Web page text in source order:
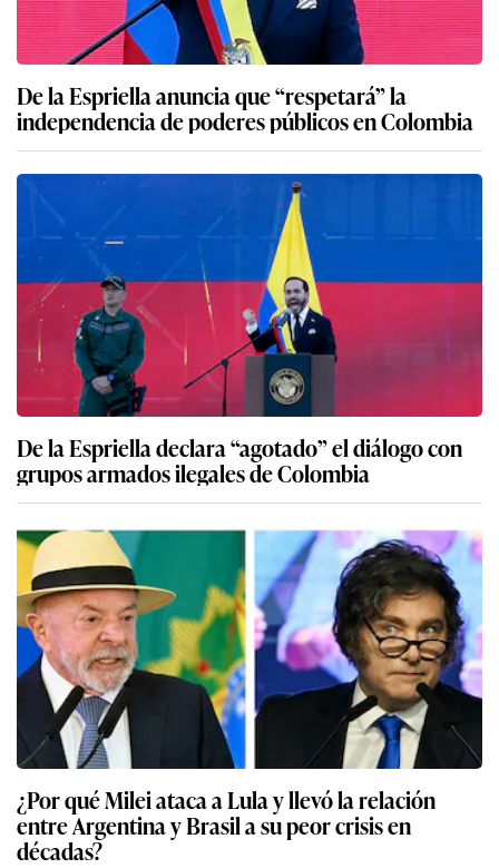
De la Espriella anuncia que “respetará” la
independencia de poderes públicos en Colombia
De la Espriella declara “agotado” el diálogo con
grupos armados ilegales de Colombia
¿Por qué Milei ataca a Lula y llevó la relación
entre Argentina y Brasil a su peor crisis en
décadas?